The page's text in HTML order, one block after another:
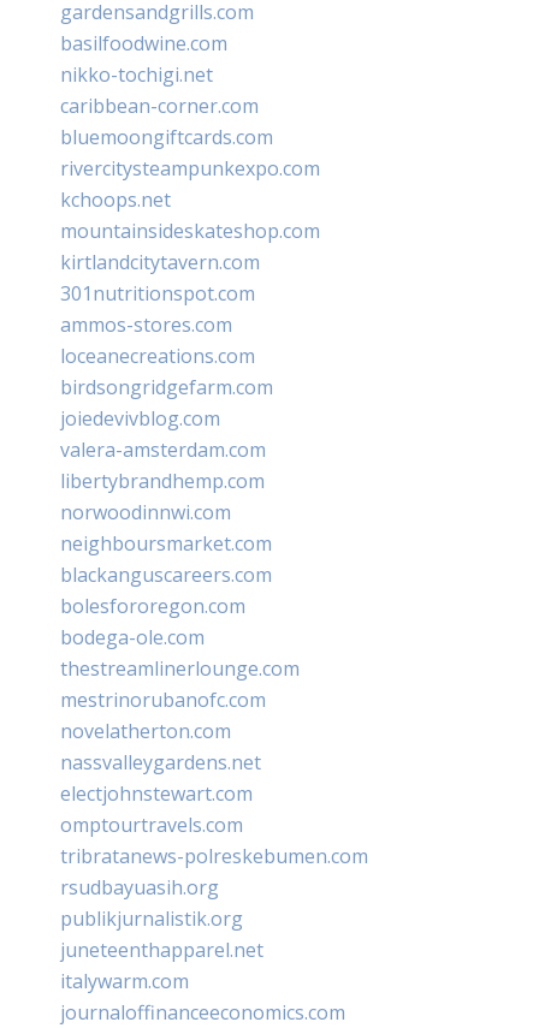
gardensandgrills.com
basilfoodwine.com
nikko-tochigi.net
caribbean-corner.com
bluemoongiftcards.com
rivercitysteampunkexpo.com
kchoops.net
mountainsideskateshop.com
kirtlandcitytavern.com
301nutritionspot.com
ammos-stores.com
loceanecreations.com
birdsongridgefarm.com
joiedevivblog.com
valera-amsterdam.com
libertybrandhemp.com
norwoodinnwi.com
neighboursmarket.com
blackanguscareers.com
bolesfororegon.com
bodega-ole.com
thestreamlinerlounge.com
mestrinorubanofc.com
novelatherton.com
nassvalleygardens.net
electjohnstewart.com
omptourtravels.com
tribratanews-polreskebumen.com
rsudbayuasih.org
publikjurnalistik.org
juneteenthapparel.net
italywarm.com
journaloffinanceeconomics.com